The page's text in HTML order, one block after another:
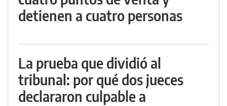
detienen a cuatro personas
La prueba que dividió al
tribunal: por qué dos jueces
declararon culpable a